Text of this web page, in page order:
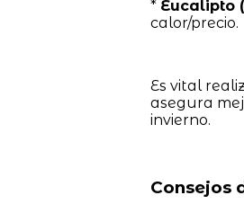
* Eucalipto
calor/precio.
Es vital
asegura
invierno.
Consejos